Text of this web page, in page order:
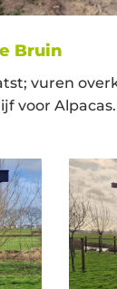
Bruin
vuren
voor